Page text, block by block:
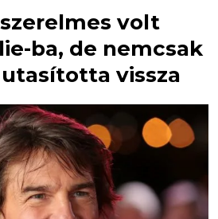
volt
ba, de nemcsak
vissza